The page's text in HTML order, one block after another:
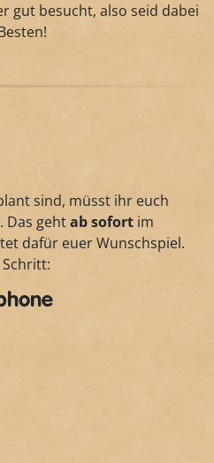
gut besucht, also seid dabei
sind, müsst ihr euch
Das gehtab sofort im
dafür euer Wunschspiel.